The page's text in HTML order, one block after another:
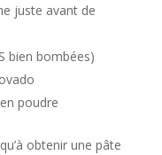
juste avant de
bien bombées)
poudre
obtenir une pâte